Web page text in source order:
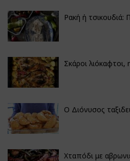
Ρακή ή τσικουδιά:
Σκάροι
Ο Διόνυσος
Χταπόδι με